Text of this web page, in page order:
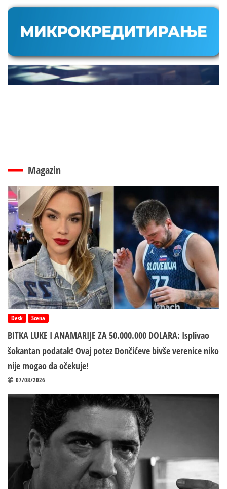
Magazin
Desk Scena
BITKA LUKE I ANAMARIJE ZA 50.000.000 DOLARA: Isplivao
šokantan podatak! Ovaj potez Dončićeve bivše verenice niko
nije mogao da očekuje!
07/08/2026